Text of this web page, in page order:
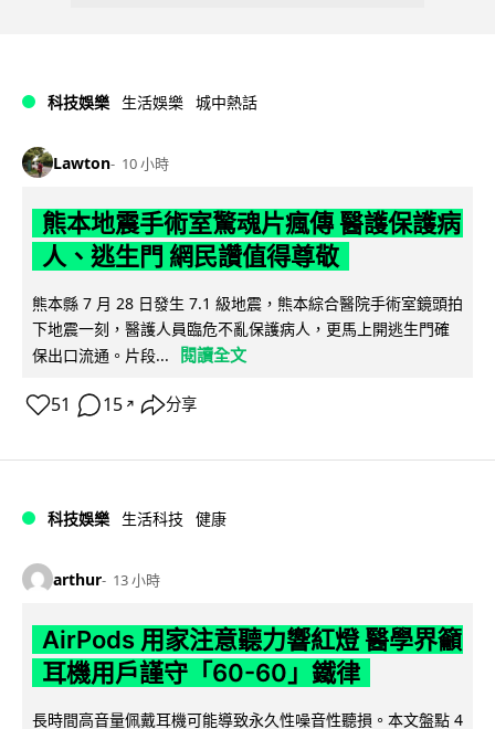
科技娛樂 生活娛樂 城中熱話
Lawton 10 小時
熊本地震手術室驚魂片瘋傳 醫護保護病
人、逃生門 網民讚值得尊敬
熊本縣 7 月 28 日發生 7.1 級地震，熊本綜合醫院手術室鏡頭拍
下地震一刻，醫護人員臨危不亂保護病人，更馬上開逃生門確
保出口流通。片段...
閱讀全文
51 15 ↗ 分享
科技娛樂 生活科技 健康
arthur 13 小時
AirPods 用家注意聽力響紅燈 醫學界籲
耳機用戶謹守「60-60」鐵律
長時間高音量佩戴耳機可能導致永久性噪音性聽損。本文盤點 4